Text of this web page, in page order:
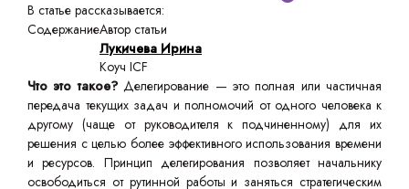
В статье рассказывается:
СодержаниеАвтор статьи
Лукичева Ирина
Коуч ICF
Что это такое?Делегирование — это полная или частичная
передача текущих задач и полномочий от одного человека к
другому (чаще от руководителя к подчиненному) для их
решения с целью более эффективного использования времени
и ресурсов. Принцип делегирования позволяет начальнику
освободиться от рутинной работы и заняться стратегическим